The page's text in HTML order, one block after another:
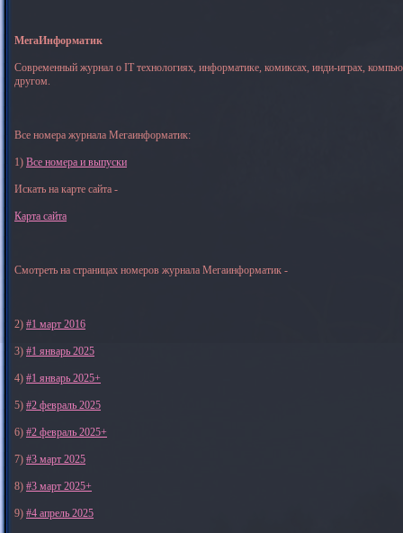
МегаИнформатик
Современный журнал о IT технологиях, информатике, комиксах, инди-играх,
другом.
Все номера журнала Мегаинформатик:
1) Все номера и выпуски
Искать на карте сайта -
Карта сайта
Смотреть на страницах номеров журнала Мегаинформатик -
2) #1 март 2016
3) #1 январь 2025
4) #1 январь 2025+
5) #2 февраль 2025
6) #2 февраль 2025+
7) #3 март 2025
8) #3 март 2025+
9) #4 апрель 2025